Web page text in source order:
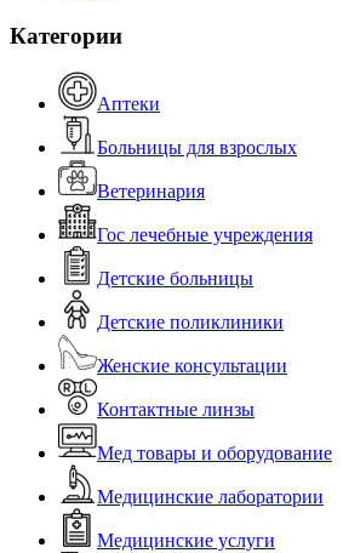
Категории
Аптеки
Больницы для взрослых
Ветеринария
Гос лечебные учреждения
Детские больницы
Детские поликлиники
Женские консультации
Контактные линзы
Мед товары и оборудование
Медицинские лаборатории
Медицинские услуги